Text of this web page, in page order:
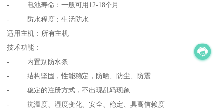
- 电池寿命：一般可用12-18个月
- 防水程度：生活防水
适用主机：所有主机
技术功能：
- 内置别防水条
- 结构坚固，性能稳定，防晒、防尘、防震
- 稳定的注册方式，不出现乱码现象
- 抗温度、湿度变化、安全、稳定、具高信赖度